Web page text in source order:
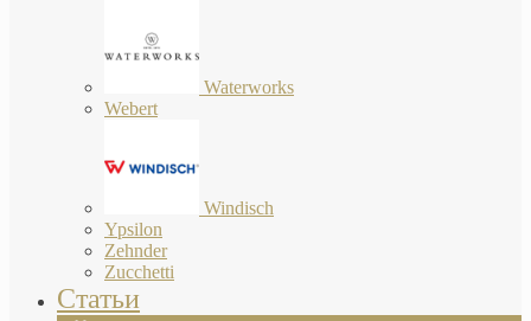
Waterworks
Webert
Windisch
Ypsilon
Zehnder
Zucchetti
Статьи